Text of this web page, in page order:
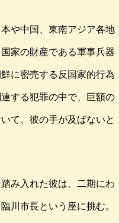
や中国、東南アジア各地
家の財産である軍事兵器
に密売する反国家的行為
する犯罪の中で、巨額の
て、彼の手が及ばないと
み入れた彼は、二期にわ
川市長という座に挑む。